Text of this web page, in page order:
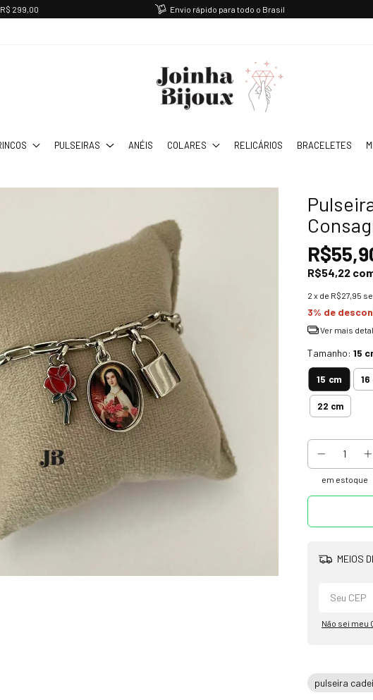
299,00 Envio rápido para todo o Brasil
PULSEIRAS ANÉIS COLARES RELICÁRIOS BRACELETES
R$54,22
2 x de R$27,95
3% de
Ver mais
Tamanho: 15
15 cm 16
22 cm
em estoque
MEIOS
Não sei meu
pulseira